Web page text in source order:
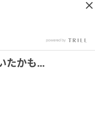
たかも…